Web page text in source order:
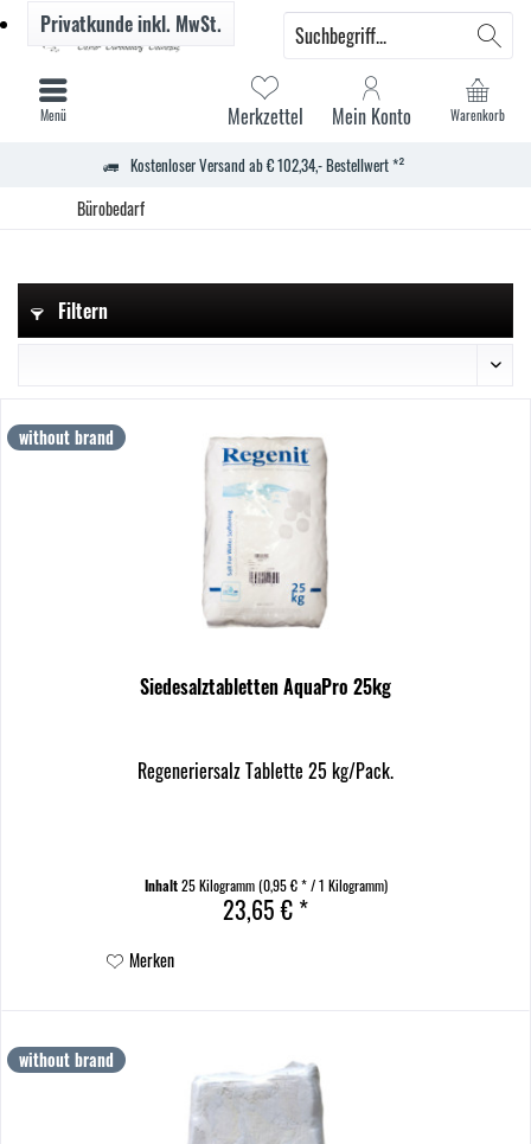
Kostenloser Versand ab € 102,34,- Bestellwert *²
Warenkorb
Merkzettel Mein Konto
Privatkundeinkl. MwSt.
Menü
Bürobedarf
Filtern
without brand
Siedesalztabletten AquaPro 25kg
Regeneriersalz Tablette 25 kg/Pack.
Inhalt25 Kilogramm(0,95 € * / 1 Kilogramm)
23,65 € *
Merken
without brand